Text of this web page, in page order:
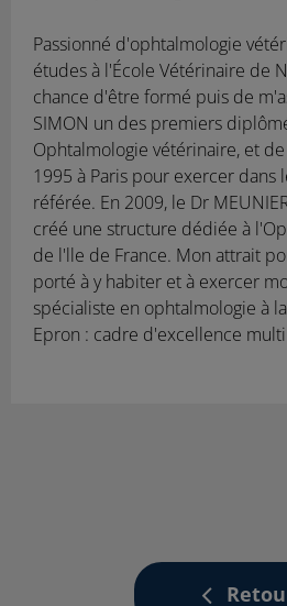
Passionné d'ophtalmologie
études à l'École Vétérinaire de
chance d'être formé puis de
SIMON un des premiers
Ophtalmologie vétérinaire, et
1995 à Paris pour exercer dans
référée. En 2009, le Dr
créé une structure dédiée à
de l'lle de France. Mon attrait
porté à y habiter et à exercer
spécialiste en ophtalmologie à
Epron : cadre d'excellence